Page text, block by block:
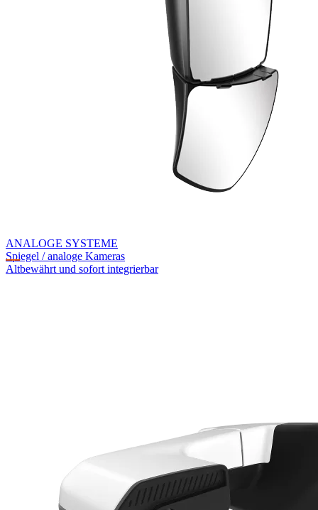
ANALOGE SYSTEME
Spiegel / analoge Kameras
Altbewährt und sofort integrierbar